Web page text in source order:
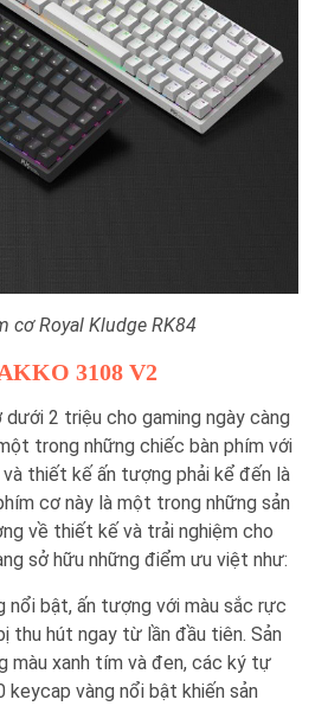
cơ Royal Kludge RK84
3108 V2
dưới 2 triệu cho gaming ngày càng
trong những chiếc bàn phím với
thiết kế ấn tượng phải kể đến là
cơ này là một trong những sản
về thiết kế và trải nghiệm cho
sở hữu những điểm ưu việt như:
nổi bật, ấn tượng với màu sắc rực
thu hút ngay từ lần đầu tiên. Sản
màu xanh tím và đen, các ký tự
keycap vàng nổi bật khiến sản